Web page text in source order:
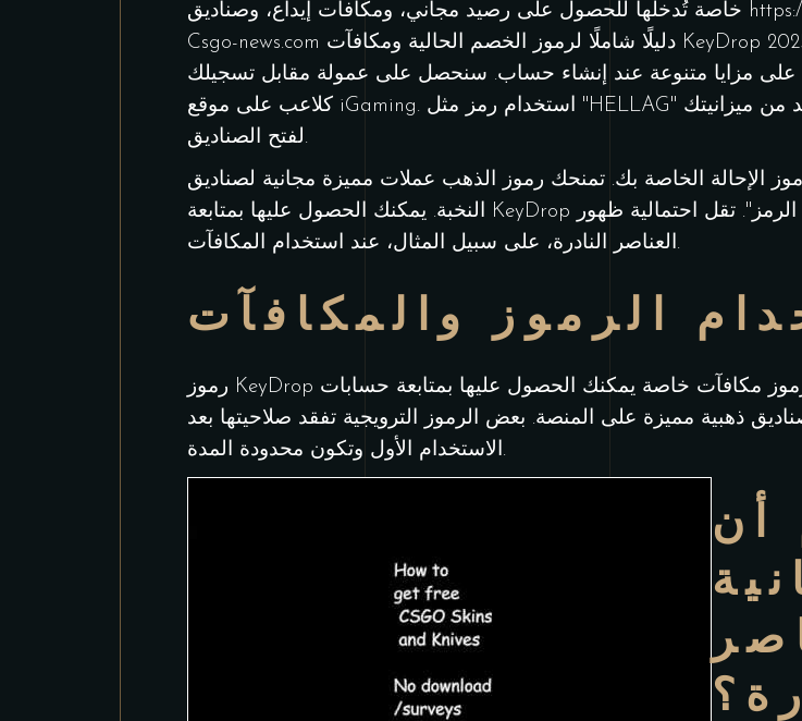
Csgo-news.com دليلًا شاملًا لرموز الخصم الحالية ومكافآت KeyDrop لعام 2025. HellaGood.Advertising هي منصة تقدم رموزًا
على مزايا متنوعة عند إنشاء حساب. سنحصل على عمولة مقابل تسجيلك
كلاعب على موقع iGaming. استخدام رمز مثل "HELLAG" سيمنحك مكافأة بنسبة 10% على إيداعك التالي، مما يزيد من ميزانيتك
لفتح الصناديق.
الإحالة الخاصة بك. تمنحك رموز الذهب عملات مميزة مجانية لصناديق
النخبة. يمكنك الحصول عليها بمتابعة KeyDrop على وسائل التواصل الاجتماعي وتفعيل زر "استخدام الرمز". تقل احتمالية ظهور
العناصر النادرة، على سبيل المثال، عند استخدام المكافآت.
الرموز والمكافآت
رموز KeyDrop الذهبية هي رموز مكافآت خاصة يمكنك الحصول عليها بمتابعة حسابات KeyDrop على مواقع التواصل الاجتماعي.
ذهبية مميزة على المنصة. بعض الرموز الترويجية تفقد صلاحيتها بعد
الاستخدام الأول وتكون محدودة المدة.
أن